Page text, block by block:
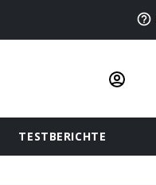
TESTBERICHTE